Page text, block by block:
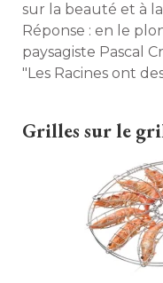
sur la beauté et à
Réponse : en le
paysagiste Pascal
"Les Racines ont
Grilles sur le